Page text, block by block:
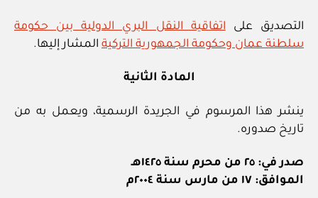
التصديق على اتفاقية النقل البري الدولية بين حكومة
سلطنة عمان وحكومة الجمهورية التركية المشار إليها.
المادة الثانية
ينشر هذا المرسوم في الجريدة الرسمية، ويعمل به من
تاريخ صدوره.
صدر في: ٢٥ من محرم سنة ١٤٢٥هـ
الموافق: ١٧ من مارس سنة ٢٠٠٤م